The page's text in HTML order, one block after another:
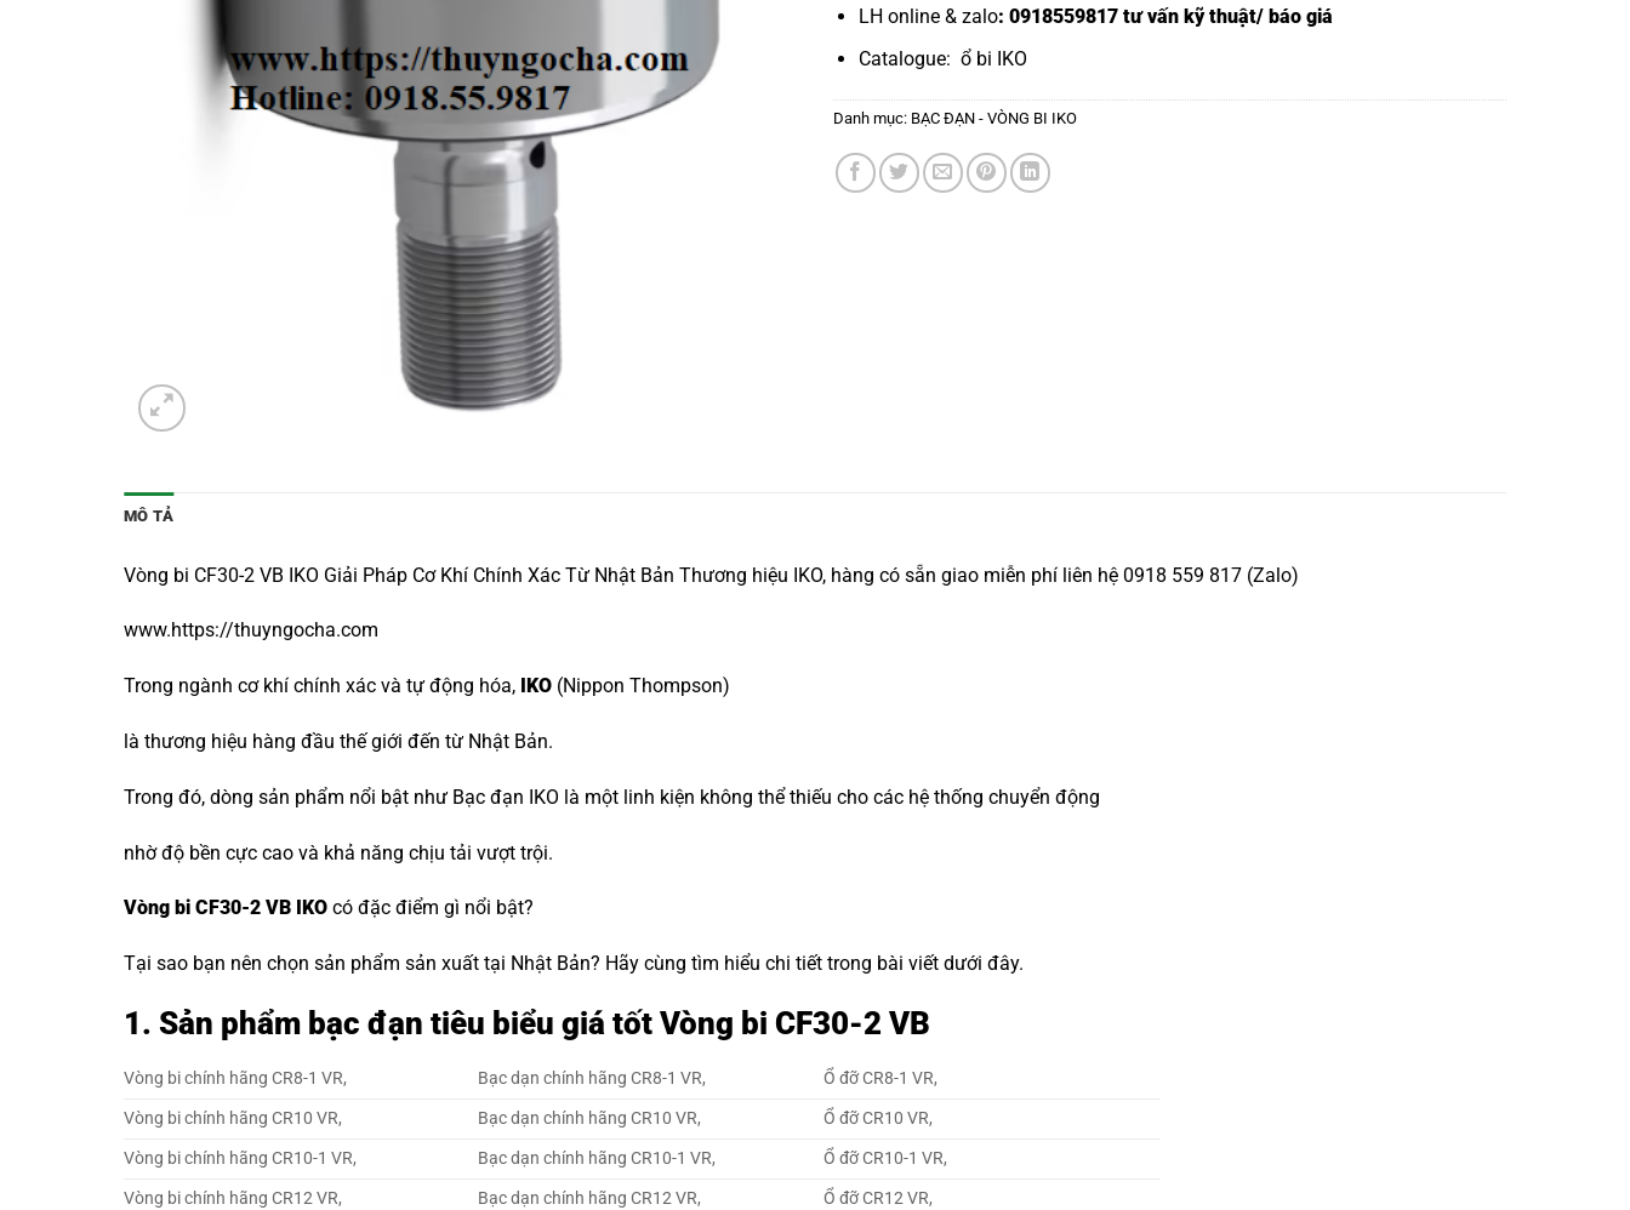
LH online & zalo: 0918559817 tư vấn kỹ thuật/ báo giá
Catalogue: ổ bi IKO
Danh mục: BẠC ĐẠN - VÒNG BI IKO
MÔ TẢ
Vòng bi CF30-2 VB IKO Giải Pháp Cơ Khí Chính Xác Từ Nhật Bản Thương hiệu IKO, hàng có sẵn giao miễn phí liên hệ 0918 559 817 (Zalo)
www.https://thuyngocha.com
Trong ngành cơ khí chính xác và tự động hóa, IKO (Nippon Thompson)
là thương hiệu hàng đầu thế giới đến từ Nhật Bản.
Trong đó, dòng sản phẩm nổi bật như Bạc đạn IKO là một linh kiện không thể thiếu cho các hệ thống chuyển động
nhờ độ bền cực cao và khả năng chịu tải vượt trội.
Vòng bi CF30-2 VB IKO có đặc điểm gì nổi bật?
Tại sao bạn nên chọn sản phẩm sản xuất tại Nhật Bản? Hãy cùng tìm hiểu chi tiết trong bài viết dưới đây.
1. Sản phẩm bạc đạn tiêu biểu giá tốt Vòng bi CF30-2 VB
Vòng bi chính hãng CR8-1 VR, Bạc dạn chính hãng CR8-1 VR,
Ổ đỡ CR8-1 VR,
Vòng bi chính hãng CR10 VR,
Bạc dạn chính hãng CR10 VR,
Ổ đỡ CR10 VR,
Vòng bi chính hãng CR10-1 VR,
Bạc dạn chính hãng CR10-1 VR,
Ổ đỡ CR10-1 VR,
Vòng bi chính hãng CR12 VR,
Bạc dạn chính hãng CR12 VR,
Ổ đỡ CR12 VR,